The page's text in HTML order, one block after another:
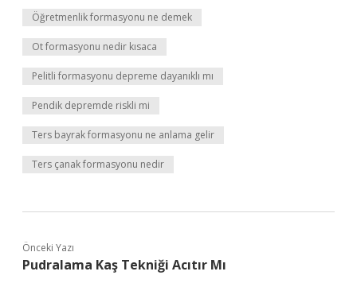
Öğretmenlik formasyonu ne demek
Ot formasyonu nedir kısaca
Pelitli formasyonu depreme dayanıklı mı
Pendik depremde riskli mi
Ters bayrak formasyonu ne anlama gelir
Ters çanak formasyonu nedir
Önceki Yazı
Pudralama Kaş Tekniği Acıtır Mı